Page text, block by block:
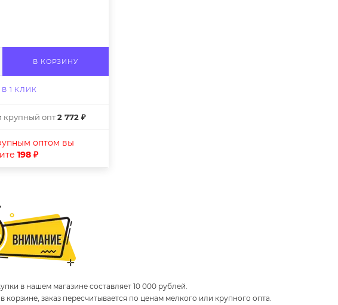
В КОРЗИНУ
1 КЛИК
крупный опт2 772 ₽
оптом вы
198 ₽
в нашем магазине составляет 10 000 рублей.
корзине, заказ пересчитывается по ценам мелкого или крупного опта.